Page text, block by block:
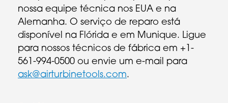
nossa equipe técnica nos EUA e na
Alemanha. O serviço de reparo está
disponível na Flórida e em Munique. Ligue
para nossos técnicos de fábrica em +1-
561-994-0500 ou envie um e-mail para
ask@airturbinetools.com.